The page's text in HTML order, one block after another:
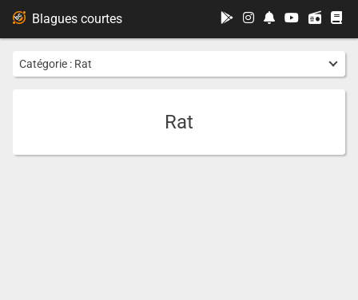
Catégorie : Rat
Rat
Blagues courtes